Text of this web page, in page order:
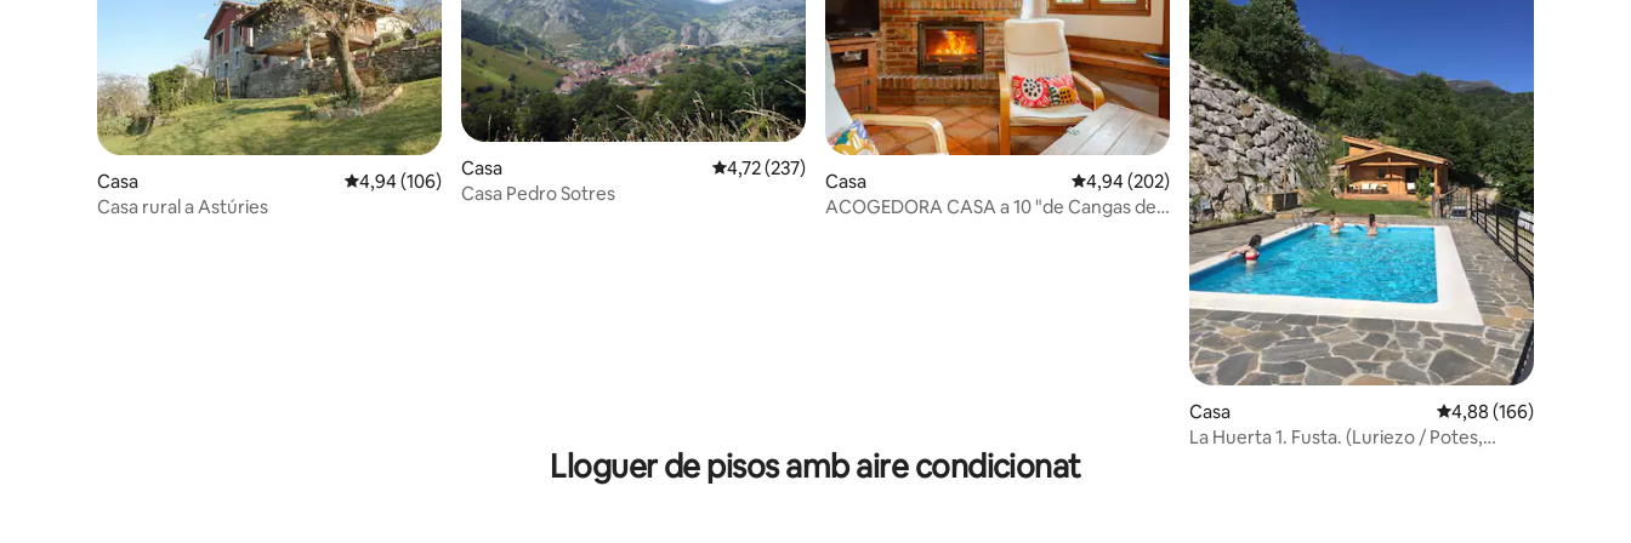
Casa 4,94 de puntuació mitjana d'un total de 5; 106 avaluacions
4,94 (106)
Casa rural a Astúries
Casa 4,72 de puntuació mitjana d'un total de 5; 237 avaluacions
4,72 (237)
Casa Pedro Sotres
Casa 4,94 de puntuació mitjana d'un total de 5; 202 avaluacions
4,94 (202)
ACOGEDORA CASA a 10 "de Cangas de
Casa 4,88 de puntuació
4,88 (166)
La Huerta 1. Fusta. (Luriezo / Potes,
Lloguer de pisos amb aire condicionat